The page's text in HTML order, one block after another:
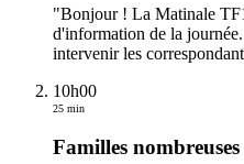
"Bonjour ! La Matinale
d'information de la
intervenir les
10h00
25 min
Familles